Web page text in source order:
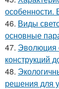
особенности.
46. Виды
основные
47. Эволюция
конструкций
48.
решения для